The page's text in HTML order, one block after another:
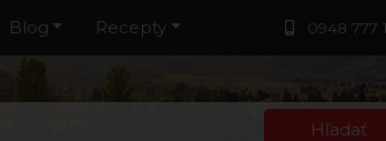
0948 777
Blog Recepty
Hľadať